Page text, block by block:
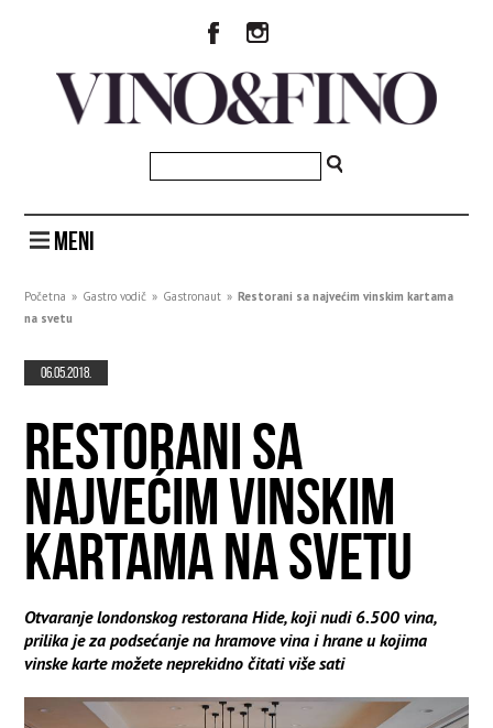
MENI
Početna » Gastro vodič » Gastronaut » Restorani sa najvećim vinskim kartama
na svetu
06.05.2018.
RESTORANI SA
NAJVEĆIM VINSKIM
KARTAMA NA SVETU
Otvaranje londonskog restorana Hide, koji nudi 6.500 vina,
prilika je za podsećanje na hramove vina i hrane u kojima
vinske karte možete neprekidno čitati više sati